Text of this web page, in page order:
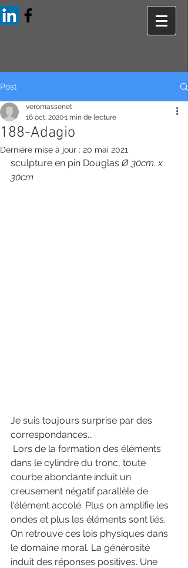
Post
188-Adagio
veromassenet
16 oct. 20201 min de lecture
Dernière mise à jour : 20 mai 2021
sculpture en pin Douglas Ø 30cm. x
30cm
Je suis toujours surprise par des
correspondances...
dans le cylindre du tronc, toute
courbe abondante induit un
creusement négatif parallèle de
l'élément accolé. Plus on amplifie les
ondes et plus les éléments sont liés.
On retrouve ces lois physiques dans
le domaine moral. La générosité
induit des réponses positives. Une